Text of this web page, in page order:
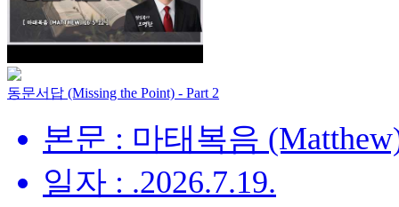
동문서답 (Missing the Point) - Part 2
본문 : 마태복음
일자 : .2026.7.19.